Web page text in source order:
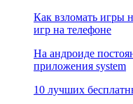
Как взломать игры
игр на телефоне
На андроиде
приложения system
10 лучших